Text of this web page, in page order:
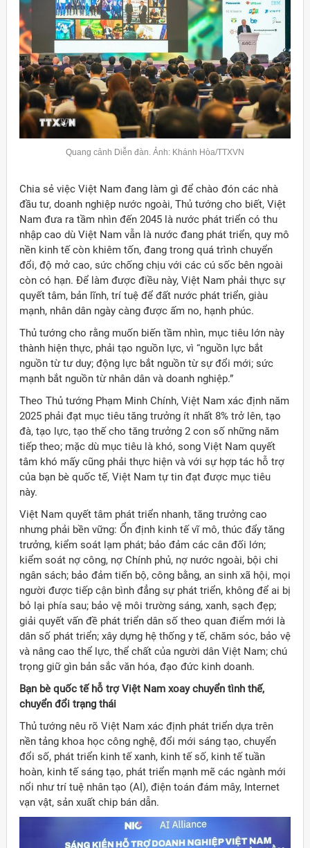
Quang cảnh Diễn đàn. Ảnh: Khánh Hòa/TTXVN
Chia sẻ việc Việt Nam đang làm gì để chào đón các nhà
đầu tư, doanh nghiệp nước ngoài, Thủ tướng cho biết, Việt
Nam đưa ra tầm nhìn đến 2045 là nước phát triển có thu
nhập cao dù Việt Nam vẫn là nước đang phát triển, quy mô
nền kinh tế còn khiêm tốn, đang trong quá trình chuyển
đổi, độ mở cao, sức chống chịu với các cú sốc bên ngoài
còn có hạn. Để làm được điều này, Việt Nam phải thực sự
quyết tâm, bản lĩnh, trí tuệ để đất nước phát triển, giàu
mạnh, nhân dân ngày càng được ấm no, hạnh phúc.
Thủ tướng cho rằng muốn biến tầm nhìn, mục tiêu lớn này
thành hiện thực, phải tạo nguồn lực, vì “nguồn lực bắt
nguồn từ tư duy; động lực bắt nguồn từ sự đổi mới; sức
mạnh bắt nguồn từ nhân dân và doanh nghiệp.”
Theo Thủ tướng Phạm Minh Chính, Việt Nam xác định năm
2025 phải đạt mục tiêu tăng trưởng ít nhất 8% trở lên, tạo
đà, tạo lực, tạo thế cho tăng trưởng 2 con số những năm
tiếp theo; mặc dù mục tiêu là khó, song Việt Nam quyết
tâm khó mấy cũng phải thực hiện và với sự hợp tác hỗ trợ
của bạn bè quốc tế, Việt Nam tự tin đạt được mục tiêu
này.
Việt Nam quyết tâm phát triển nhanh, tăng trưởng cao
nhưng phải bền vững: Ổn định kinh tế vĩ mô, thúc đẩy tăng
trưởng, kiểm soát lạm phát; bảo đảm các cân đối lớn;
kiểm soát nợ công, nợ Chính phủ, nợ nước ngoài, bội chi
ngân sách; bảo đảm tiến bộ, công bằng, an sinh xã hội, mọi
người được tiếp cận bình đẳng sự phát triển, không để ai bị
bỏ lại phía sau; bảo vệ môi trường sáng, xanh, sạch đẹp;
giải quyết vấn đề phát triển dân số theo quan điểm mới là
dân số phát triển; xây dựng hệ thống y tế, chăm sóc, bảo vệ
và nâng cao thể lực, thể chất của người dân Việt Nam; chú
trọng giữ gìn bản sắc văn hóa, đạo đức kinh doanh.
Bạn bè quốc tế hỗ trợ Việt Nam xoay chuyển tình thế,
chuyển đổi trạng thái
Thủ tướng nêu rõ Việt Nam xác định phát triển dựa trên
nền tảng khoa học công nghệ, đổi mới sáng tạo, chuyển
đổi số, phát triển kinh tế xanh, kinh tế số, kinh tế tuần
hoàn, kinh tế sáng tạo, phát triển mạnh mẽ các ngành mới
nổi như trí tuệ nhân tạo (AI), điện toán đám mây, Internet
vạn vật, sản xuất chip bán dẫn.